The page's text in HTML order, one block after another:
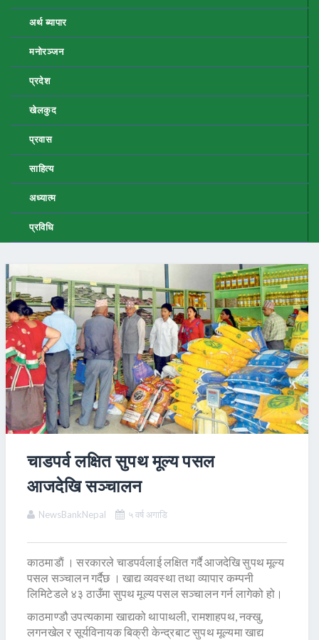
अर्थ ब्यापार
मनोरञ्जन
प्रदेश
खेलकुद
प्रवास
साहित्य
अध्यात्म
प्रविधि
चाडपर्व लक्षित सुपथ मूल्य पसल
आजदेखि सञ्चालन
NewsBankNepal ५ वर्ष अगाडि
काठमाडाैं । सरकारले चाडपर्वलाई लक्षित गर्दै आजदेखि सुपथ मूल्य
पसल सञ्चालन गर्दैछ । खाद्य व्यवस्था तथा व्यापार कम्पनी
लिमिटेडले ४३ ठाउँमा सुपथ मूल्य पसल सञ्चालन गर्न लागेको हो।
काठमाण्डौ उपत्यकामा खाद्यको थापाथली, रामशाहपथ, नक्खु,
लगनखेल र सूर्यविनायक बिक्री केन्द्रबाट सुपथ मूल्यमा खाद्य